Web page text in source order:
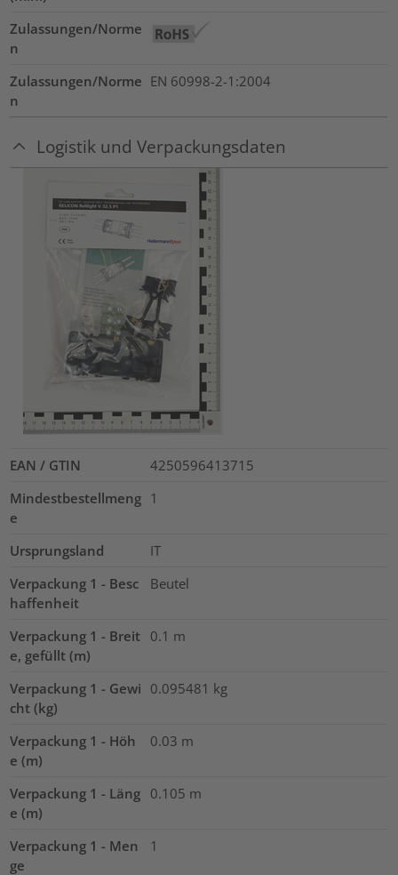
Zulassungen/Norme
n
Zulassungen/Norme
n
EN 60998-2-1:2004
Logistik und Verpackungsdaten
EAN / GTIN
4250596413715
Mindestbestellmeng
e
1
Ursprungsland
IT
Verpackung 1 - Besc
haffenheit
Beutel
Verpackung 1 - Breit
e, gefüllt (m)
0.1 m
Verpackung 1 - Gewi
cht (kg)
0.095481 kg
Verpackung 1 - Höh
e (m)
0.03 m
Verpackung 1 - Läng
e (m)
0.105 m
Verpackung 1 - Men
ge
1